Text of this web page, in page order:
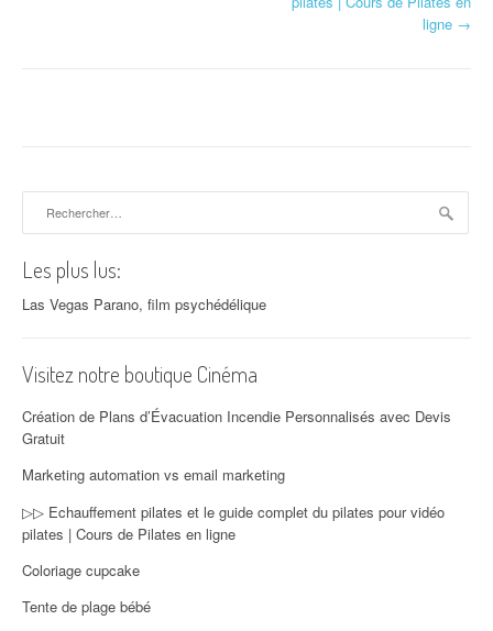
ligne →
Les plus lus:
Las Vegas Parano, film psychédélique
Visitez notre boutique Cinéma
Création de Plans d’Évacuation Incendie Personnalisés avec Devis
Gratuit
Marketing automation vs email marketing
▷▷ Echauffement pilates et le guide complet du pilates pour vidéo
pilates | Cours de Pilates en ligne
Coloriage cupcake
Tente de plage bébé